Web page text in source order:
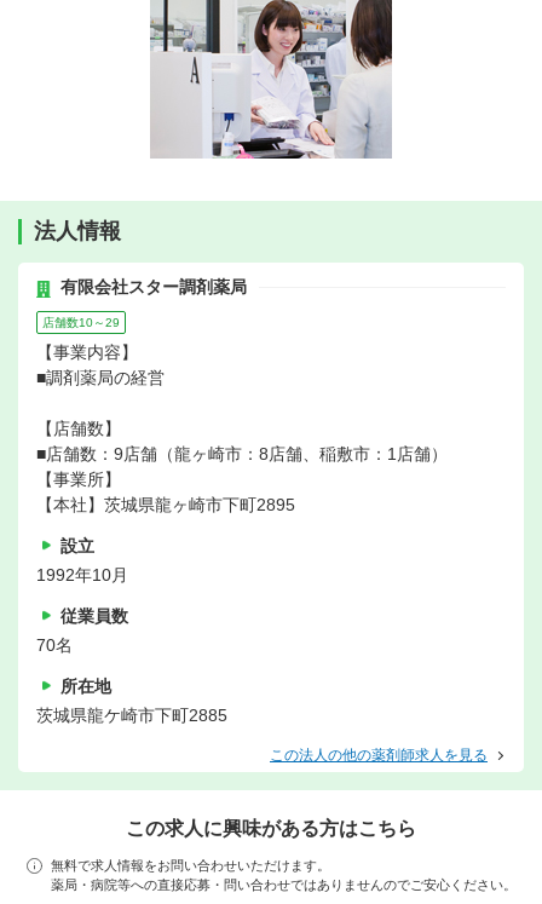
法人情報
有限会社スター調剤薬局
店舗数10～29
【事業内容】
■調剤薬局の経営
【店舗数】
■店舗数：9店舗（龍ヶ崎市：8店舗、稲敷市：1店舗）
【事業所】
【本社】茨城県龍ヶ崎市下町2895
設立
1992年10月
従業員数
70名
所在地
茨城県龍ケ崎市下町2885
この法人の他の薬剤師求人を見る
この求人に興味がある方はこちら
無料で求人情報をお問い合わせいただけます。
薬局・病院等への直接応募・問い合わせではありませんのでご安心ください。